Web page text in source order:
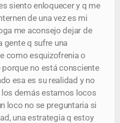
siento enloquecer y q me
de una vez es mi
me aconsejo dejar de
gente q sufre una
como esquizofrenia o
no está consciente
esa es su realidad y no
demás estamos locos
loco no se preguntaria si
una estrategia q estoy